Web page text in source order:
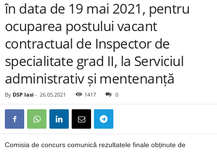
în data de 19 mai 2021, pentru
ocuparea postului vacant
contractual de Inspector de
specialitate grad II, la Serviciul
administrativ și mentenanță
By DSP Iasi - 26.05.2021 1417 0
Comisia de concurs comunică rezultatele finale obținute de